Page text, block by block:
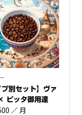
プ別セット】ヴァ
ピッタ御用達
／ 月